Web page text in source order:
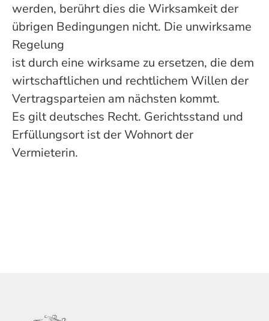
werden, berührt dies die Wirksamkeit der
übrigen Bedingungen nicht. Die unwirksame
Regelung
ist durch eine wirksame zu ersetzen, die dem
wirtschaftlichen und rechtlichem Willen der
Vertragsparteien am nächsten kommt.
Es gilt deutsches Recht. Gerichtsstand und
Erfüllungsort ist der Wohnort der
Vermieterin.